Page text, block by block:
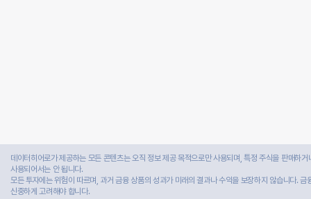
데이터히어로가 제공하는 모든 콘텐츠는 오직 정보 제공 목적으로만 사용되며, 특정 주식을 판매하
사용되어서는 안 됩니다.
모든 투자에는 위험이 따르며, 과거 금융 상품의 성과가 미래의 결과나 수익을 보장하지 않습니다.
신중하게 고려해야 합니다.